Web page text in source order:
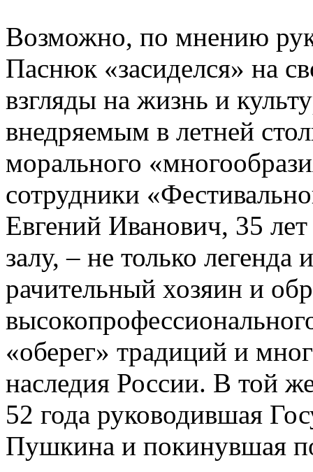
Возможно, по мнению
Паснюк «засиделся» на
взгляды на жизнь и
внедряемым в летней
морального
сотрудники
Евгений Иванович, 35
залу, – не только
рачительный хозяин и
«оберег» традиций и
наследия России. В той
52 года руководившая
Пушкина и покинувшая